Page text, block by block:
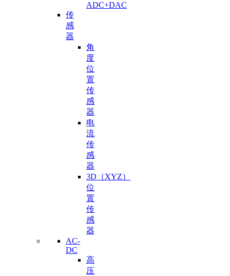
ADC+DAC
传
感
器
角
度
位
置
传
感
器
电
流
传
感
器
3D（XYZ）
位
置
传
感
器
AC-
DC
高
压